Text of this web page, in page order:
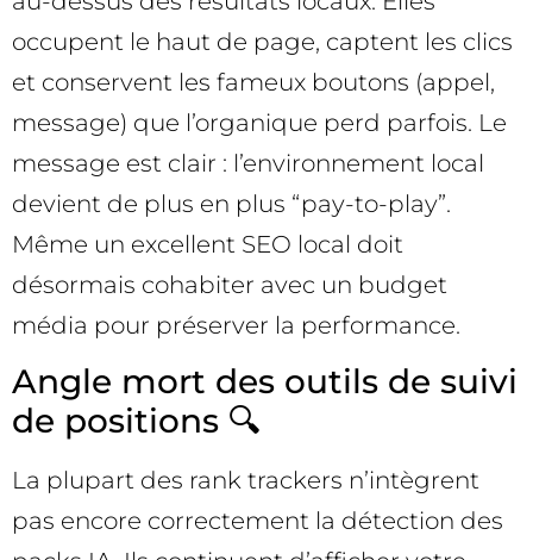
occupent le haut de page, captent les clics
et conservent les fameux boutons (appel,
message) que l’organique perd parfois. Le
message est clair : l’environnement local
devient de plus en plus “pay-to-play”.
Même un excellent SEO local doit
désormais cohabiter avec un budget
média pour préserver la performance.
Angle mort des outils de suivi
de positions 🔍
La plupart des rank trackers n’intègrent
pas encore correctement la détection des